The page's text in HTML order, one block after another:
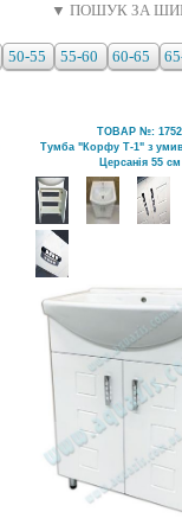
▼ ПОШУК ЗА
50-55 55-60 60-65
ТОВАР №: 1752
Тумба "Корфу Т-1" з
Церсанія 55 см